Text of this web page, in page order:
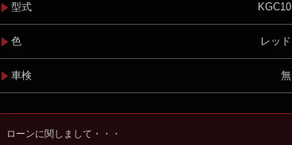
型式 KGC10
色 レッド
車検 無
ローンに関しまして・・・